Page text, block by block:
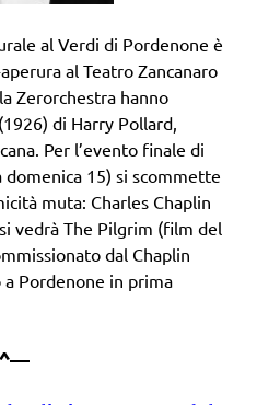
al Verdi di Pordenone è
al Teatro Zancanaro
Zerorchestra hanno
di Harry Pollard,
Per l’evento finale di
15) si scommette
muta: Charles Chaplin
vedrà The Pilgrim (film del
dal Chaplin
Pordenone in prima